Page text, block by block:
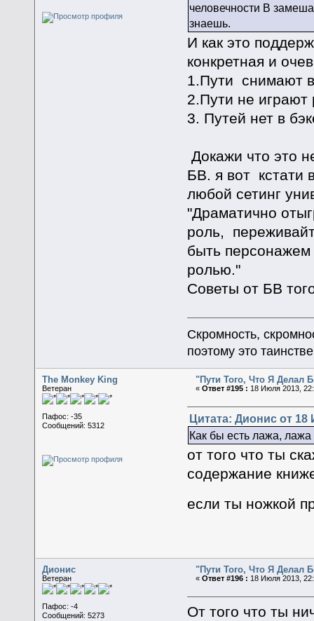
человечности В
знаешь.
И как это
конкретная и
1.Пути снимают
2.Пути не играют
3. Путей нет в
Докажи что это
БВ. я вот кстати
любой сетинг
"Драматично
роль,
быть персонажем
ролью."
Советы от БВ
Скромность,
поэтому это
The Monkey King
Ветеран
Пафос: -35
Сообщений: 5312
"Пути Того, Что Я
«Ответ #195 : 18 Июля 2013,
Цитата: Дионис от 18
Как бы есть лажа, лажа
от того что ты
содержание
если ты ножкой
Дионис
Ветеран
Пафос: -4
Сообщений: 5273
"Пути Того, Что Я
«Ответ #196 : 18 Июля 2013,
От того что ты